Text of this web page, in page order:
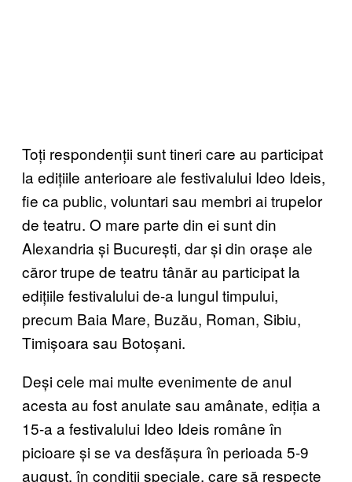
Toți respondenții sunt tineri care au participat
la edițiile anterioare ale festivalului Ideo Ideis,
fie ca public, voluntari sau membri ai trupelor
de teatru. O mare parte din ei sunt din
Alexandria și București, dar și din orașe ale
căror trupe de teatru tânăr au participat la
edițiile festivalului de-a lungul timpului,
precum Baia Mare, Buzău, Roman, Sibiu,
Timișoara sau Botoșani.
Deși cele mai multe evenimente de anul
acesta au fost anulate sau amânate, ediția a
15-a a festivalului Ideo Ideis române în
picioare și se va desfășura în perioada 5-9
august, în condiții speciale, care să respecte